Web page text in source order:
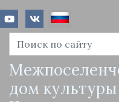
дом культуры